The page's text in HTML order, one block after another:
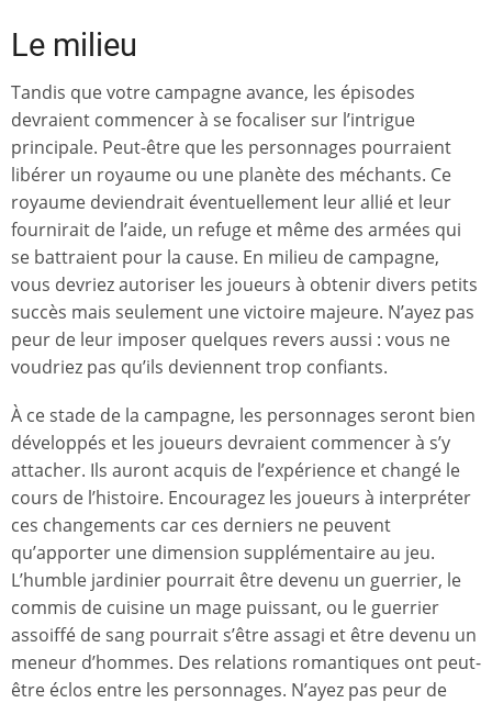
Le milieu
Tandis que votre campagne avance, les épisodes
devraient commencer à se focaliser sur l’intrigue
principale. Peut-être que les personnages pourraient
libérer un royaume ou une planète des méchants. Ce
royaume deviendrait éventuellement leur allié et leur
fournirait de l’aide, un refuge et même des armées qui
se battraient pour la cause. En milieu de campagne,
vous devriez autoriser les joueurs à obtenir divers petits
succès mais seulement une victoire majeure. N’ayez pas
peur de leur imposer quelques revers aussi : vous ne
voudriez pas qu’ils deviennent trop confiants.
À ce stade de la campagne, les personnages seront bien
développés et les joueurs devraient commencer à s’y
attacher. Ils auront acquis de l’expérience et changé le
cours de l’histoire. Encouragez les joueurs à interpréter
ces changements car ces derniers ne peuvent
qu’apporter une dimension supplémentaire au jeu.
L’humble jardinier pourrait être devenu un guerrier, le
commis de cuisine un mage puissant, ou le guerrier
assoiffé de sang pourrait s’être assagi et être devenu un
meneur d’hommes. Des relations romantiques ont peut-
être éclos entre les personnages. N’ayez pas peur de